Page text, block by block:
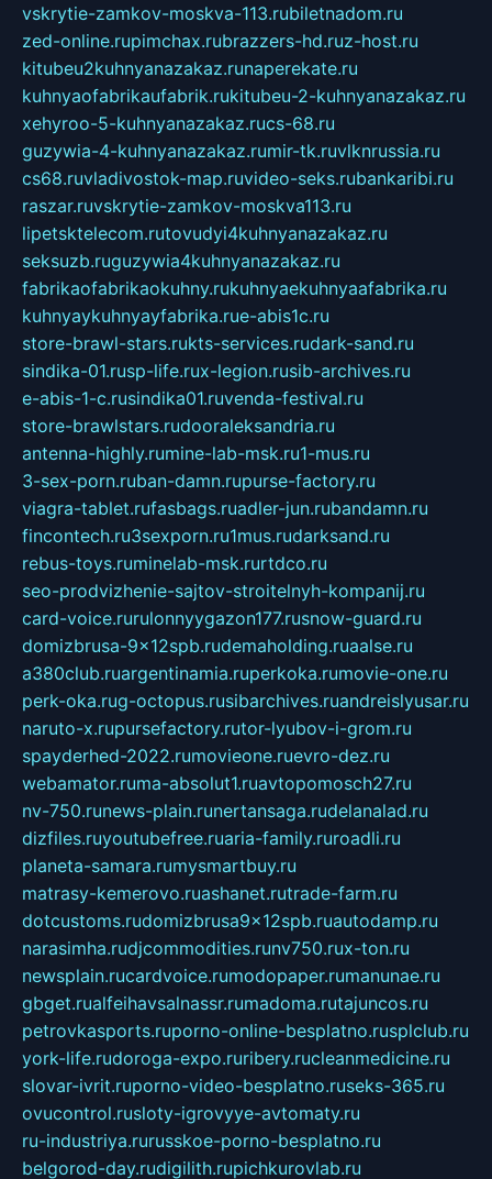
vskrytie-zamkov-moskva-113.rubiletnadom.ru
zed-online.rupimchax.rubrazzers-hd.ruz-host.ru
kitubeu2kuhnyanazakaz.runaperekate.ru
kuhnyaofabrikaufabrik.rukitubeu-2-kuhnyanazakaz.ru
xehyroo-5-kuhnyanazakaz.rucs-68.ru
guzywia-4-kuhnyanazakaz.rumir-tk.ruvlknrussia.ru
cs68.ruvladivostok-map.ruvideo-seks.rubankaribi.ru
raszar.ruvskrytie-zamkov-moskva113.ru
lipetsktelecom.rutovudyi4kuhnyanazakaz.ru
seksuzb.ruguzywia4kuhnyanazakaz.ru
fabrikaofabrikaokuhny.rukuhnyaekuhnyaafabrika.ru
kuhnyaykuhnyayfabrika.rue-abis1c.ru
store-brawl-stars.rukts-services.rudark-sand.ru
sindika-01.rusp-life.rux-legion.rusib-archives.ru
e-abis-1-c.rusindika01.ruvenda-festival.ru
store-brawlstars.rudooraleksandria.ru
antenna-highly.rumine-lab-msk.ru1-mus.ru
3-sex-porn.ruban-damn.rupurse-factory.ru
viagra-tablet.rufasbags.ruadler-jun.rubandamn.ru
fincontech.ru3sexporn.ru1mus.rudarksand.ru
rebus-toys.ruminelab-msk.rurtdco.ru
seo-prodvizhenie-sajtov-stroitelnyh-kompanij.ru
card-voice.rurulonnyygazon177.rusnow-guard.ru
domizbrusa-9x12spb.rudemaholding.ruaalse.ru
a380club.ruargentinamia.ruperkoka.rumovie-one.ru
perk-oka.rug-octopus.rusibarchives.ruandreislyusar.ru
naruto-x.rupursefactory.rutor-lyubov-i-grom.ru
spayderhed-2022.rumovieone.ruevro-dez.ru
webamator.ruma-absolut1.ruavtopomosch27.ru
nv-750.runews-plain.runertansaga.rudelanalad.ru
dizfiles.ruyoutubefree.ruaria-family.ruroadli.ru
planeta-samara.rumysmartbuy.ru
matrasy-kemerovo.ruashanet.rutrade-farm.ru
dotcustoms.rudomizbrusa9x12spb.ruautodamp.ru
narasimha.rudjcommodities.runv750.rux-ton.ru
newsplain.rucardvoice.rumodopaper.rumanunae.ru
gbget.rualfeihavsalnassr.rumadoma.rutajuncos.ru
petrovkasports.ruporno-online-besplatno.rusplclub.ru
york-life.rudoroga-expo.ruribery.rucleanmedicine.ru
slovar-ivrit.ruporno-video-besplatno.ruseks-365.ru
ovucontrol.rusloty-igrovyye-avtomaty.ru
ru-industriya.rurusskoe-porno-besplatno.ru
belgorod-day.rudigilith.rupichkurovlab.ru